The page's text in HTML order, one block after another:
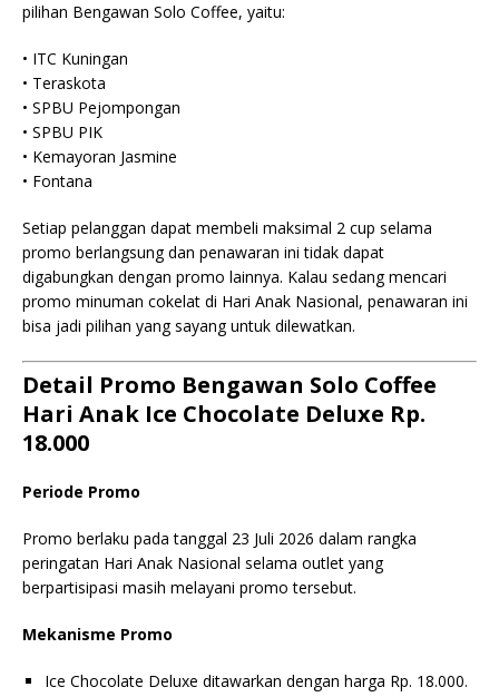
pilihan Bengawan Solo Coffee, yaitu:
• ITC Kuningan
• Teraskota
• SPBU Pejompongan
• SPBU PIK
• Kemayoran Jasmine
• Fontana
Setiap pelanggan dapat membeli maksimal 2 cup selama
promo berlangsung dan penawaran ini tidak dapat
digabungkan dengan promo lainnya. Kalau sedang mencari
promo minuman cokelat di Hari Anak Nasional, penawaran ini
bisa jadi pilihan yang sayang untuk dilewatkan.
Detail Promo Bengawan Solo Coffee
Hari Anak Ice Chocolate Deluxe Rp.
18.000
Periode Promo
Promo berlaku pada tanggal 23 Juli 2026 dalam rangka
peringatan Hari Anak Nasional selama outlet yang
berpartisipasi masih melayani promo tersebut.
Mekanisme Promo
Ice Chocolate Deluxe ditawarkan dengan harga Rp. 18.000.